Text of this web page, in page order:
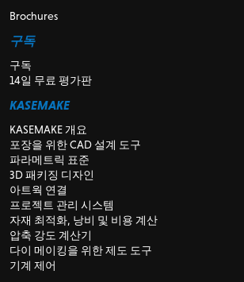
Brochures
구독
구독
14일 무료 평가판
KASEMAKE
KASEMAKE 개요
포장을 위한 CAD 설계 도구
파라메트릭 표준
3D 패키징 디자인
아트웍 연결
프로젝트 관리 시스템
자재 최적화, 낭비 및 비용 계산
압축 강도 계산기
다이 메이킹을 위한 제도 도구
기계 제어